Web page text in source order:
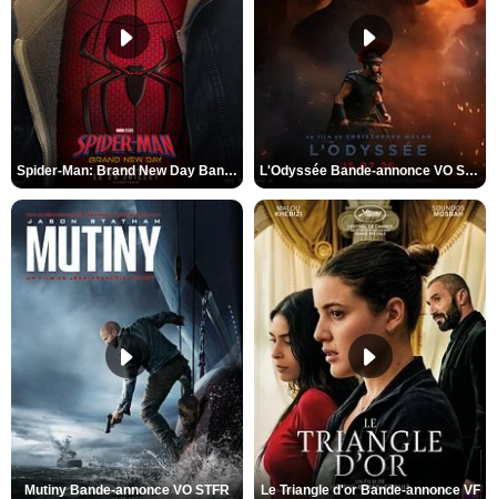
Spider-Man: Brand New Day Bande-annonce VO STFR L'Odyssée Bande-annonce VO STFR
Mutiny Bande-annonce VO STFR Le Triangle d'or Bande-annonce VF